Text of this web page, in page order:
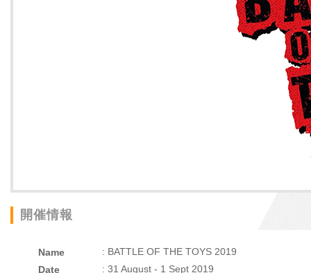
開催情報
Name
: BATTLE OF THE TOYS 2019
Date
: 31 August - 1 Sept 2019